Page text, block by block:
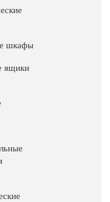
шкафы
ящики